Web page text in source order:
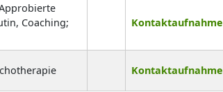
Coaching;
Kontaktaufnahme
Kontaktaufnahme